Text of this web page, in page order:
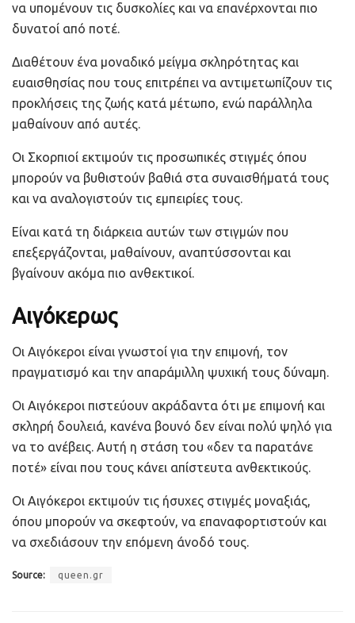
να υπομένουν τις δυσκολίες και να επανέρχονται πιο
δυνατοί από ποτέ.
Διαθέτουν ένα μοναδικό μείγμα σκληρότητας και
ευαισθησίας που τους επιτρέπει να αντιμετωπίζουν τις
προκλήσεις της ζωής κατά μέτωπο, ενώ παράλληλα
μαθαίνουν από αυτές.
Οι Σκορπιοί εκτιμούν τις προσωπικές στιγμές όπου
μπορούν να βυθιστούν βαθιά στα συναισθήματά τους
και να αναλογιστούν τις εμπειρίες τους.
Είναι κατά τη διάρκεια αυτών των στιγμών που
επεξεργάζονται, μαθαίνουν, αναπτύσσονται και
βγαίνουν ακόμα πιο ανθεκτικοί.
Αιγόκερως
Οι Αιγόκεροι είναι γνωστοί για την επιμονή, τον
πραγματισμό και την απαράμιλλη ψυχική τους δύναμη.
Οι Αιγόκεροι πιστεύουν ακράδαντα ότι με επιμονή και
σκληρή δουλειά, κανένα βουνό δεν είναι πολύ ψηλό για
να το ανέβεις. Αυτή η στάση του «δεν τα παρατάνε
ποτέ» είναι που τους κάνει απίστευτα ανθεκτικούς.
Οι Αιγόκεροι εκτιμούν τις ήσυχες στιγμές μοναξιάς,
όπου μπορούν να σκεφτούν, να επαναφορτιστούν και
να σχεδιάσουν την επόμενη άνοδό τους.
Source: queen.gr